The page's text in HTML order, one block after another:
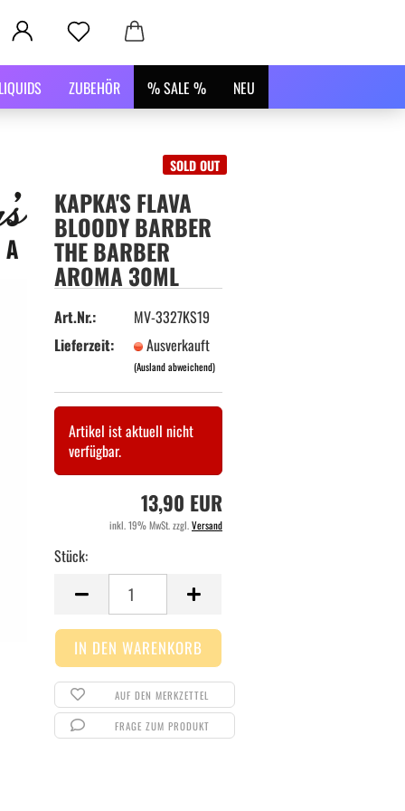
LIQUIDS ZUBEHÖR % SALE % NEU
SOLD OUT
KAPKA'S FLAVA
BLOODY BARBER
THE BARBER
AROMA 30ML
Art.Nr.:
MV-3327KS19
Lieferzeit:
Ausverkauft
(Ausland abweichend)
Artikel ist aktuell nicht
verfügbar.
13,90 EUR
inkl. 19% MwSt. zzgl.Versand
Stück:
Stück
AUF DEN MERKZETTEL
FRAGE ZUM PRODUKT